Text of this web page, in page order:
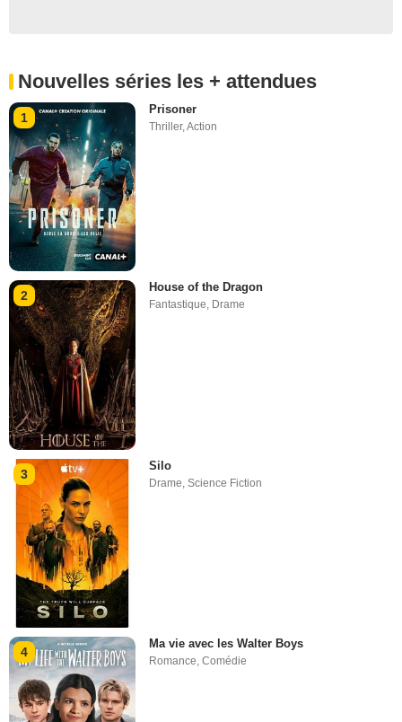
Nouvelles séries les + attendues
1
Prisoner
Thriller,Action
2
House of the Dragon
Fantastique, Drame
3
Silo
Drame ,Science Fiction
4
Ma vie avec les Walter Boys
Romance,Comédie